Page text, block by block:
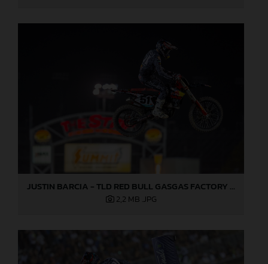
JUSTIN BARCIA - TLD RED BULL GASGAS FACTORY RACING - LAS VEGAS 02
2,2 MB .JPG